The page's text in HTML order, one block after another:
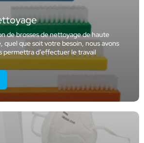
de brosses de nettoyage de haute
quel que soit votre besoin, nous avons
permettra d’effectuer le travail